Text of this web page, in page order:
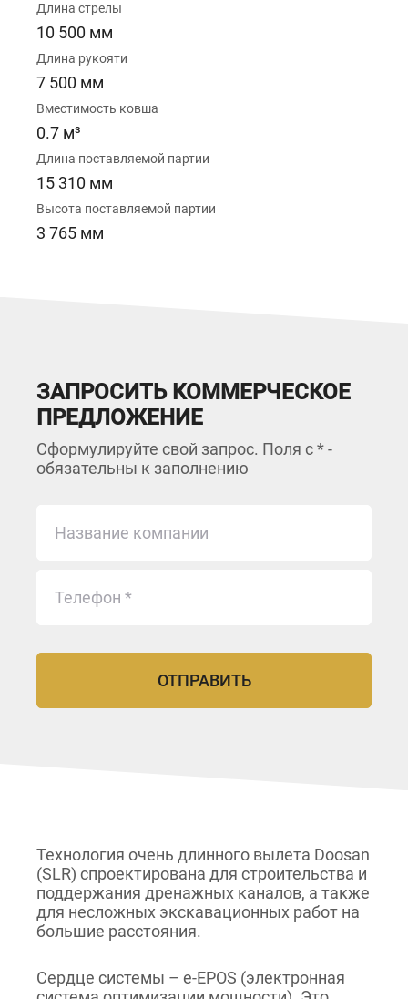
Длина стрелы
10 500 мм
Длина рукояти
7 500 мм
Вместимость ковша
0.7 м³
Длина поставляемой партии
15 310 мм
Высота поставляемой партии
3 765 мм
ЗАПРОСИТЬ КОММЕРЧЕСКОЕ
ПРЕДЛОЖЕНИЕ
Сформулируйте свой запрос. Поля с * -
обязательны к заполнению
Технология очень длинного вылета Doosan
(SLR) спроектирована для строительства и
поддержания дренажных каналов, а также
для несложных экскавационных работ на
большие расстояния.
Сердце системы – e-EPOS (электронная